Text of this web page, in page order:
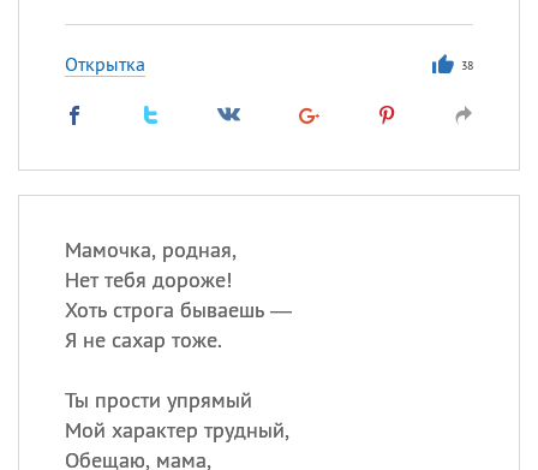
Открытка 38
Мамочка, родная,
Нет тебя дороже!
Хоть строга бываешь —
Я не сахар тоже.
Ты прости упрямый
Мой характер трудный,
Обещаю, мама,